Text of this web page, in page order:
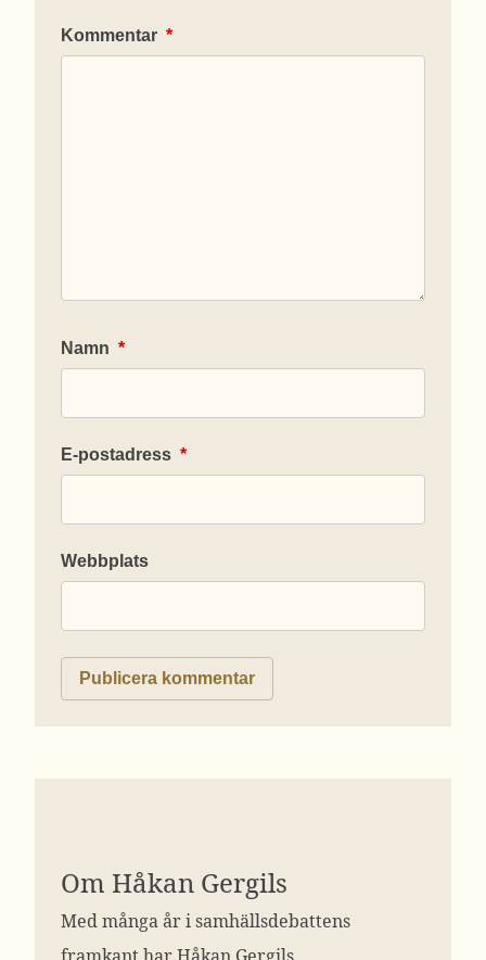
Kommentar *
Namn *
E-postadress *
Webbplats
Om Håkan Gergils
Med många år i samhällsdebattens